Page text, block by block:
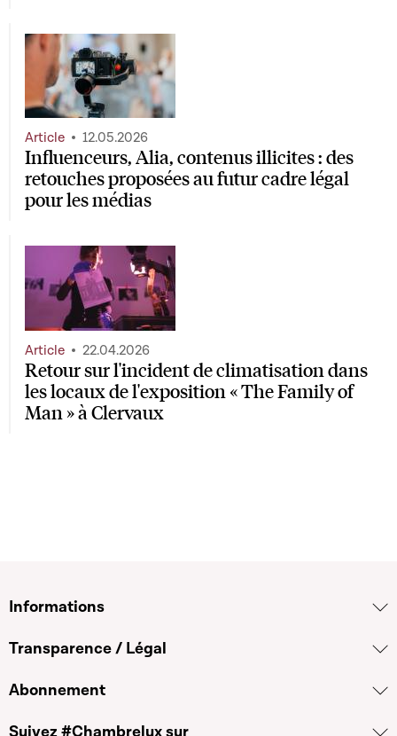
Influenceurs, Alia, contenus illicites : des
retouches proposées au futur cadre légal
pour les médias
Article 12.05.2026
Retour sur l'incident de climatisation dans
les locaux de l'exposition « The Family of
Man » à Clervaux
Article 22.04.2026
Informations
Transparence / Légal
Abonnement